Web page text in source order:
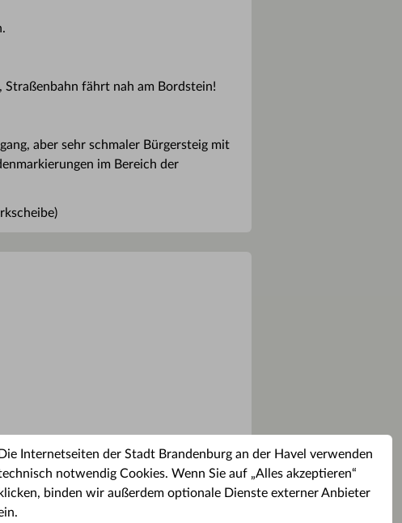
Die Internetseiten der Stadt Brandenburg an der Havel verwenden
notwendig Cookies. Wenn Sie auf „Alles akzeptieren“
klicken, binden wir außerdem optionale Dienste externer Anbieter
Straßenbahn fährt nah am Bordstein!
aber sehr schmaler Bürgersteig mit
im Bereich der